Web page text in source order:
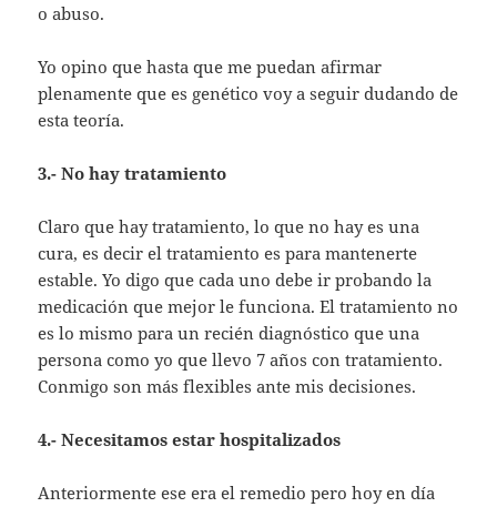
o abuso.
Yo opino que hasta que me puedan afirmar
plenamente que es genético voy a seguir dudando de
esta teoría.
3.- No hay tratamiento
Claro que hay tratamiento, lo que no hay es una
cura, es decir el tratamiento es para mantenerte
estable. Yo digo que cada uno debe ir probando la
medicación que mejor le funciona. El tratamiento no
es lo mismo para un recién diagnóstico que una
persona como yo que llevo 7 años con tratamiento.
Conmigo son más flexibles ante mis decisiones.
4.- Necesitamos estar hospitalizados
Anteriormente ese era el remedio pero hoy en día